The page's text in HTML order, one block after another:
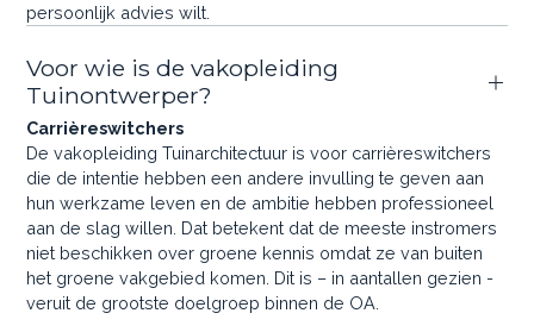
persoonlijk advies wilt.
Voor wie is de vakopleiding
Tuinontwerper?
Carrièreswitchers
De vakopleiding Tuinarchitectuur is voor carrièreswitchers
die de intentie hebben een andere invulling te geven aan
hun werkzame leven en de ambitie hebben professioneel
aan de slag willen. Dat betekent dat de meeste instromers
niet beschikken over groene kennis omdat ze van buiten
het groene vakgebied komen. Dit is – in aantallen gezien -
veruit de grootste doelgroep binnen de OA.